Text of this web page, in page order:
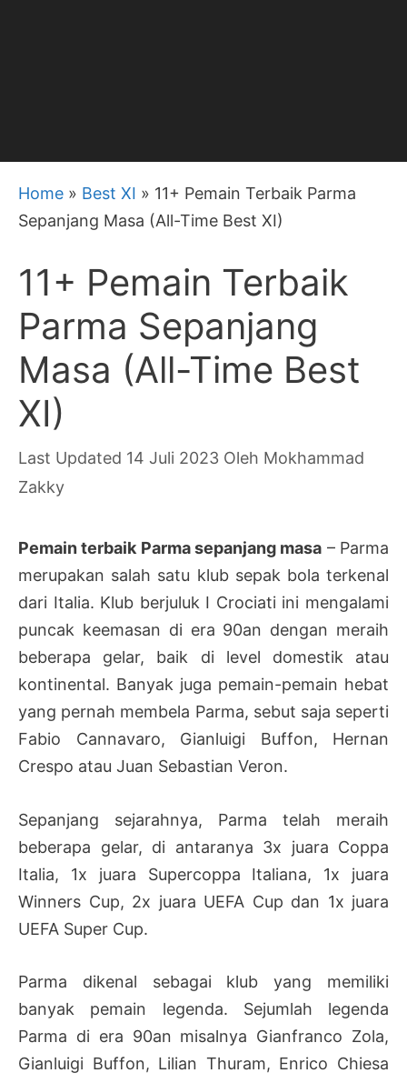
Home » Best XI » 11+ Pemain Terbaik Parma
Sepanjang Masa (All-Time Best XI)
11+ Pemain Terbaik
Parma Sepanjang
Masa (All-Time Best
XI)
14 Juli 2023 Oleh Mokhammad
Zakky
Pemain terbaik Parma sepanjang masa – Parma
merupakan salah satu klub sepak bola terkenal
dari Italia. Klub berjuluk I Crociati ini mengalami
puncak keemasan di era 90an dengan meraih
beberapa gelar, baik di level domestik atau
kontinental. Banyak juga pemain-pemain hebat
yang pernah membela Parma, sebut saja seperti
Fabio Cannavaro, Gianluigi Buffon, Hernan
Crespo atau Juan Sebastian Veron.
Sepanjang sejarahnya, Parma telah meraih
beberapa gelar, di antaranya 3x juara Coppa
Italia, 1x juara Supercoppa Italiana, 1x juara
Winners Cup, 2x juara UEFA Cup dan 1x juara
UEFA Super Cup.
Parma dikenal sebagai klub yang memiliki
banyak pemain legenda. Sejumlah legenda
Parma di era 90an misalnya Gianfranco Zola,
Gianluigi Buffon, Lilian Thuram, Enrico Chiesa